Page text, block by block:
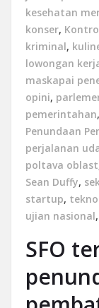
kesehatan
konser,
kriminal,
lowongan
maskapai
opini,
pemerintahan,
Penundaan
perjalanan
poltava oblast
Sean Duffy,
startup,
ujian nasional,
SFO